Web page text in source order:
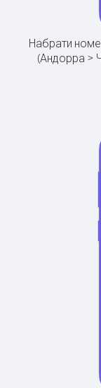
Набрати
(Андорра >